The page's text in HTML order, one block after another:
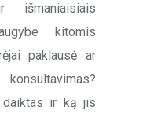
išmaniaisiais
kitomis
paklausė ar
daiktas ir ką jis